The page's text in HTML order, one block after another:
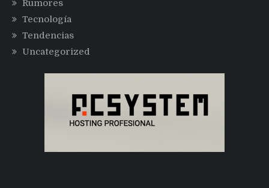
Rumores
Tecnología
Tendencias
Uncategorized